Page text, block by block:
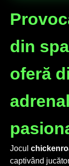
din
oferă
Jocul
captivând